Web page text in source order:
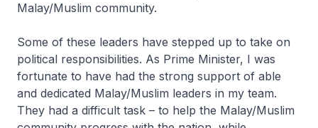
Malay/Muslim community.
Some of these leaders have stepped up to take on
political responsibilities. As Prime Minister, I was
fortunate to have had the strong support of able
and dedicated Malay/Muslim leaders in my team.
They had a difficult task – to help the Malay/Muslim